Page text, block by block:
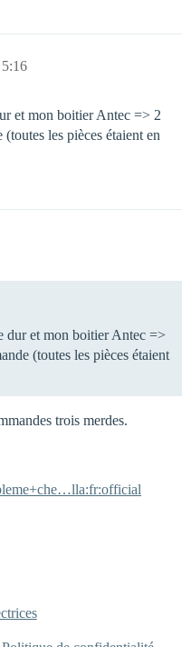
et mon boitier Antec => 2
les pièces étaient en
dur et mon boitier Antec =>
(toutes les pièces étaient
trois merdes.